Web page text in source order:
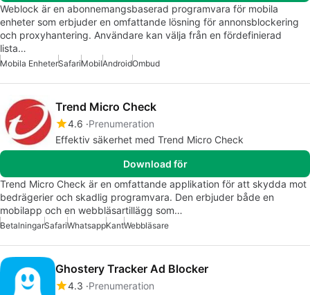
Weblock är en abonnemangsbaserad programvara för mobila
enheter som erbjuder en omfattande lösning för annonsblockering
och proxyhantering. Användare kan välja från en fördefinierad
lista…
Mobila EnheterSafariMobilAndroidOmbud
Trend Micro Check
4.6 Prenumeration
Effektiv säkerhet med Trend Micro Check
Download för
Trend Micro Check är en omfattande applikation för att skydda mot
bedrägerier och skadlig programvara. Den erbjuder både en
mobilapp och en webbläsartillägg som…
BetalningarSafariWhatsappKantWebbläsare
Ghostery Tracker Ad Blocker
4.3 Prenumeration